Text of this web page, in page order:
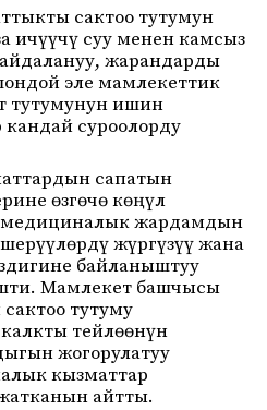
сактоо тутумун
ичүүчү суу менен камсыз
жарандарды
эле мамлекеттик
тутумунун ишин
суроолорду
сапатын
өзгөчө көңүл
медициналык жардамдын
жүргүзүү жана
байланыштуу
Мамлекет башчысы
тутуму
тейлөөнүн
жогорулатуу
кызматтар
айтты.